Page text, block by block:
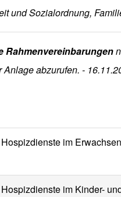
und Sozialordnung,
Rahmenvereinbarungen
abzurufen. -
im
im Kinder-